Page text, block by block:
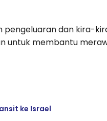
dan kira-
untuk membantu
ke Israel